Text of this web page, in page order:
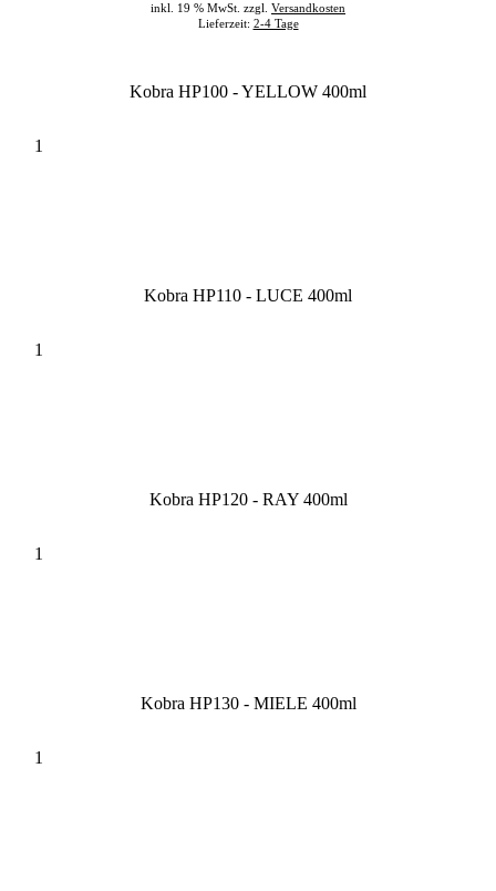
inkl. 19 % MwSt. zzgl. Versandkosten
Lieferzeit: 2-4 Tage
Kobra HP100 - YELLOW 400ml
Kobra HP110 - LUCE 400ml
Kobra HP120 - RAY 400ml
Kobra HP130 - MIELE 400ml